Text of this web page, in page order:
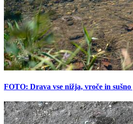
FOTO: Drava vse nižja, vroče in sušno